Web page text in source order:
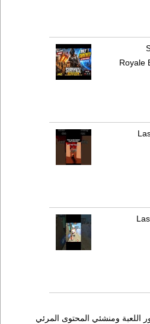
Royale
اللعبة ومنشئي المحتوى المرئي